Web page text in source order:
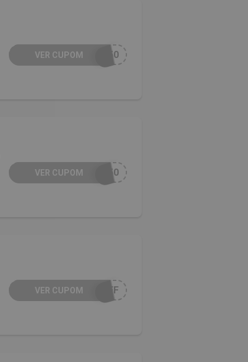
-50
VER CUPOM
-50
VER CUPOM
OFF
VER CUPOM